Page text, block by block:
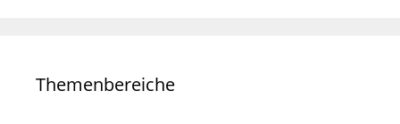
Themenbereiche